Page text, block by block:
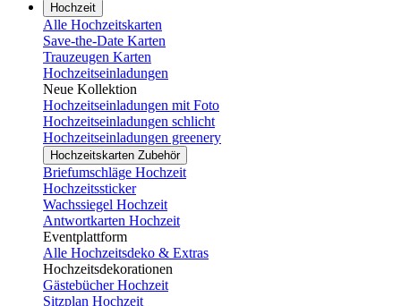
Hochzeit
Alle Hochzeitskarten
Save-the-Date Karten
Trauzeugen Karten
Hochzeitseinladungen
Neue Kollektion
Hochzeitseinladungen mit Foto
Hochzeitseinladungen schlicht
Hochzeitseinladungen greenery
Hochzeitskarten Zubehör
Briefumschläge Hochzeit
Hochzeitssticker
Wachssiegel Hochzeit
Antwortkarten Hochzeit
Eventplattform
Alle Hochzeitsdeko & Extras
Hochzeitsdekorationen
Gästebücher Hochzeit
Sitzplan Hochzeit